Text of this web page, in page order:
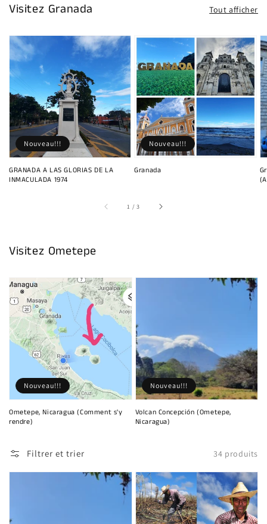
Visitez Granada Tout afficher
GRANADA A LAS GLORIAS DE LA
INMACULADA 1974
Nouveau!!!
Granada
Nouveau!!!
1 /sur
3
Visitez Ometepe
Ometepe, Nicaragua (Comment s'y
rendre)
Nouveau!!!
Volcan Concepción (Ometepe,
Nicaragua)
Nouveau!!!
Filtrer et trier 34 produits